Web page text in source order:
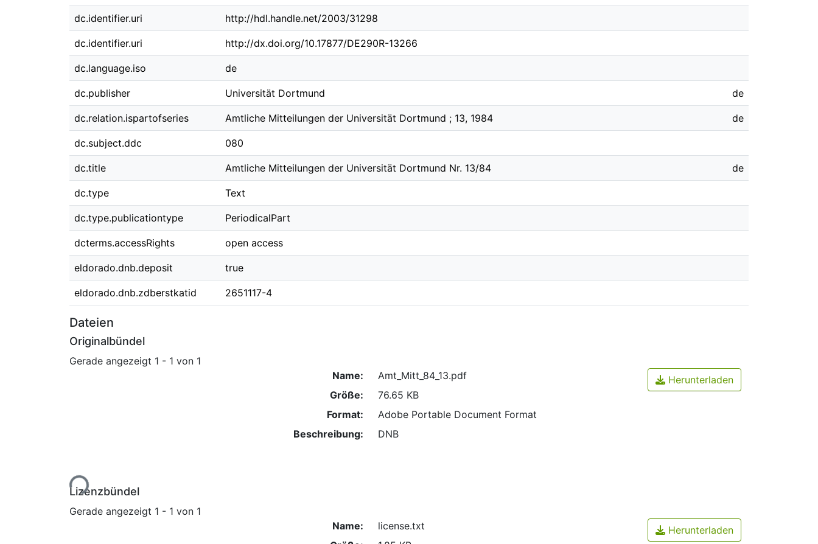
dc.identifier.uri http://hdl.handle.net/2003/31298
dc.identifier.uri http://dx.doi.org/10.17877/DE290R-13266
dc.language.iso de
dc.publisher Universität Dortmund de
dc.relation.ispartofseries Amtliche Mitteilungen der Universität Dortmund ; 13, 1984 de
dc.subject.ddc 080
dc.title Amtliche Mitteilungen der Universität Dortmund Nr. 13/84 de
dc.type Text
dc.type.publicationtype PeriodicalPart
dcterms.accessRights open access
eldorado.dnb.deposit true
eldorado.dnb.zdberstkatid 2651117-4
Dateien
Originalbündel
Gerade angezeigt 1 - 1 von 1
Lade...
Name:
Amt_Mitt_84_13.pdf
Größe:
76.65 KB
Format:
Adobe Portable Document Format
Beschreibung:
DNB
Herunterladen
Lizenzbündel
Gerade angezeigt 1 - 1 von 1
Name:
license.txt
Herunterladen